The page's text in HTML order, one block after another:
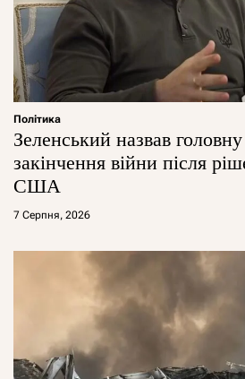
Політика
Зеленський назвав
закінчення війни після
США
7 Серпня, 2026